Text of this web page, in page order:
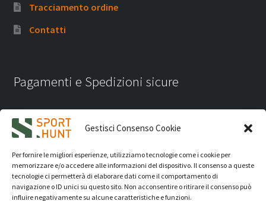
Gestisci Consenso Cookie
Per fornire le migliori esperienze, utilizziamo tecnologie come i cookie per
memorizzare e/o accedere alle informazioni del dispositivo. Il consenso a queste
tecnologie ci permetterà di elaborare dati come il comportamento di
navigazione o ID unici su questo sito. Non acconsentire o ritirare il consenso può
influire negativamente su alcune caratteristiche e funzioni.
Tracciamento ordine
Contatti
Pagamenti e Spedizioni sicure